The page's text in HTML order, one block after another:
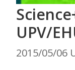
UPV/
2015/05/06